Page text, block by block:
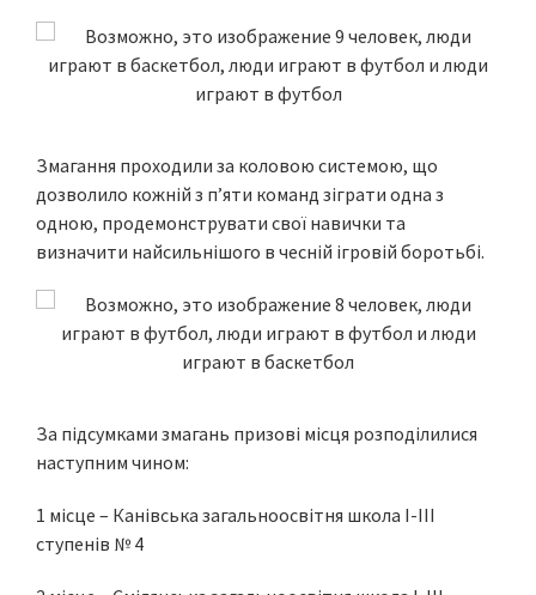
Змагання проходили за коловою системою, що
дозволило кожній з п’яти команд зіграти одна з
одною, продемонструвати свої навички та
визначити найсильнішого в чесній ігровій боротьбі.
За підсумками змагань призові місця розподілилися
наступним чином:
1 місце – Канівська загальноосвітня школа І-ІІІ
ступенів № 4